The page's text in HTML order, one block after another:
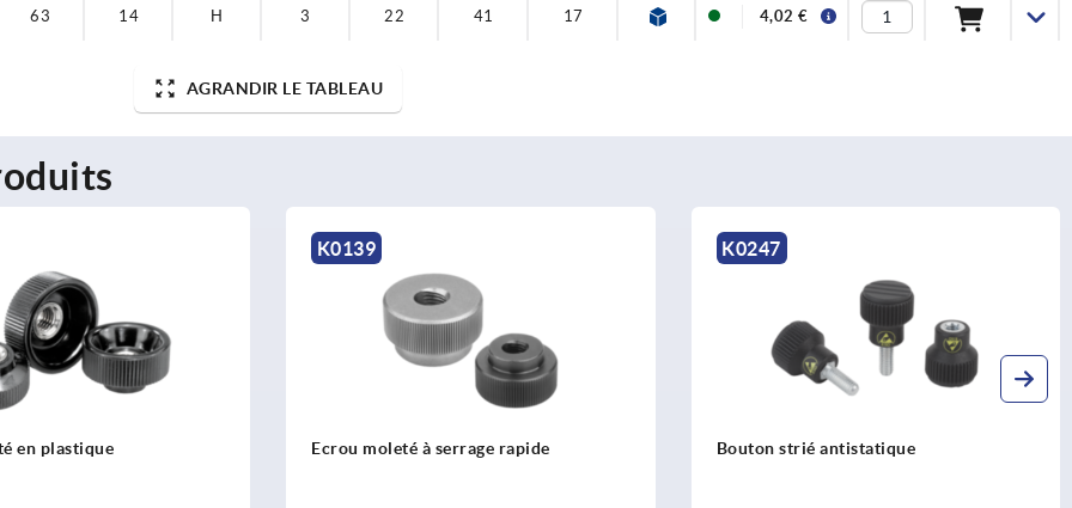
63 14 H 3 22 41 17 4,02 €
AGRANDIR LE TABLEAU
en plastique
K0139
Ecrou moleté à serrage rapide
K0247
Bouton strié antistatique